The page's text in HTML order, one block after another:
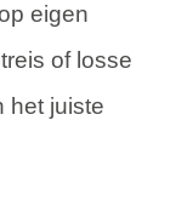
eigen
of losse
het juiste